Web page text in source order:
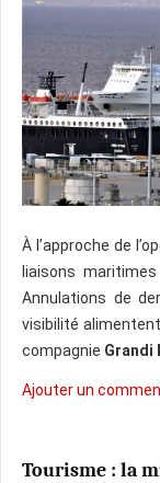
À l’approche de
liaisons
Annulations de
visibilité
compagnie Grandi
Ajouter un
Tourisme : la